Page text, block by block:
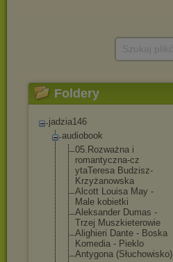
Foldery
jadzia146
audiobook
05.Rozważna i
romantyczna-cz
ytaTeresa Budzisz-
Krzyżanowska
Alcott Louisa May -
Male kobietki
Aleksander Dumas -
Trzej Muszkieterowie
Alighieri Dante - Boska
Komedia - Pieklo
Antygona (Słuchowisko)